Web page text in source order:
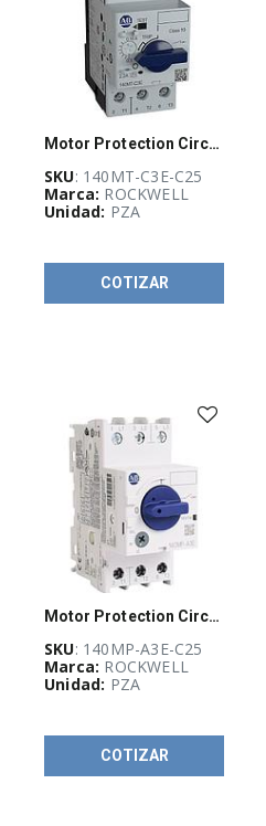
Motor Protection Circuit Breaker
SKU: 140MT-C3E-C25
Marca: ROCKWELL
Unidad: PZA
COTIZAR
Motor Protection Circuit Breaker
SKU: 140MP-A3E-C25
Marca: ROCKWELL
Unidad: PZA
COTIZAR